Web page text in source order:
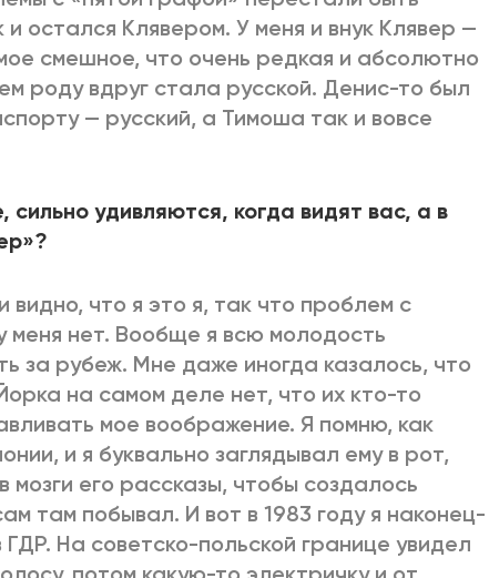
остался Клявером. У меня и внук Клявер —
смешное, что очень редкая и абсолютно
роду вдруг стала русской. Денис-то был
— русский, а Тимоша так и вовсе
сильно удивляются, когда видят вас, а в
что я это я, так что проблем с
меня нет. Вообще я всю молодость
за рубеж. Мне даже иногда казалось, что
на самом деле нет, что их кто-то
мое воображение. Я помню, как
и я буквально заглядывал ему в рот,
мозги его рассказы, чтобы создалось
там побывал. И вот в 1983 году я наконец-
На советско-польской границе увидел